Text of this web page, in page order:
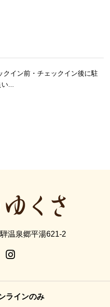
クイン前・チェックイン後に駐
...
温泉郷平湯621-2
ラインのみ